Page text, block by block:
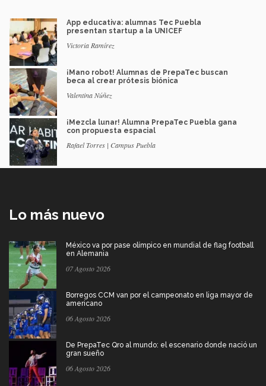
App educativa: alumnas Tec Puebla
presentan startup a la UNICEF
Victoria Ramírez
¡Mano robot! Alumnas de PrepaTec buscan
beca al crear prótesis biónica
Valentina Núñez
¡Mezcla lunar! Alumna PrepaTec Puebla gana
con propuesta espacial
Rafael Torres | Campus Puebla
Lo más nuevo
México va por pase olímpico en mundial de flag football
en Alemania
07 Agosto 2026
Borregos CCM van por el campeonato en liga mayor de
americano
06 Agosto 2026
De PrepaTec Qro al mundo: el escenario donde nació un
gran sueño
06 Agosto 2026